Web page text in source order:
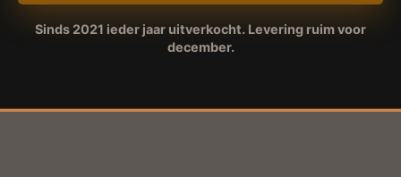
Sinds 2021 ieder jaar uitverkocht. Levering ruim voor
december.